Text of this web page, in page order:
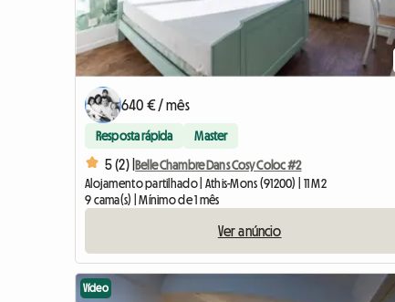
640 € / mês
Resposta rápida Master
5 (2) |Belle Chambre Dans Cosy Coloc #2
Alojamento partilhado | Athis-Mons (91200) | 11 M2
9 cama(s) | Mínimo de 1 mês
Ver anúncio
Vídeo